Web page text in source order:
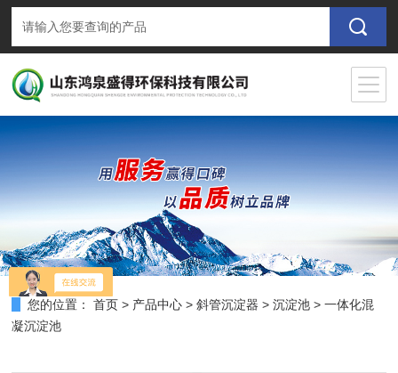
您的位置： 首页 > 产品中心 >斜管沉淀器 >沉淀池 > 一体化混
凝沉淀池